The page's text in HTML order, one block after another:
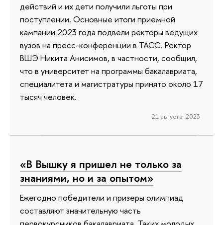
действий и их дети получили льготы при
поступлении. Основные итоги приемной
кампании 2023 года подвели ректоры ведущих
вузов на пресс-конференции в ТАСС. Ректор
ВШЭ Никита Анисимов, в частности, сообщил,
что в университет на программы бакалавриата,
специалитета и магистратуры принято около 17
тысяч человек.
21 августа 2023
«В Вышку я пришел не только за
знаниями, но и за опытом»
Ежегодно победители и призеры олимпиад
составляют значительную часть